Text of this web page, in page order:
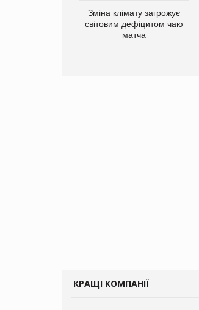
Зміна клімату загрожує
світовим дефіцитом чаю
матча
КРАЩІ КОМПАНІЇ